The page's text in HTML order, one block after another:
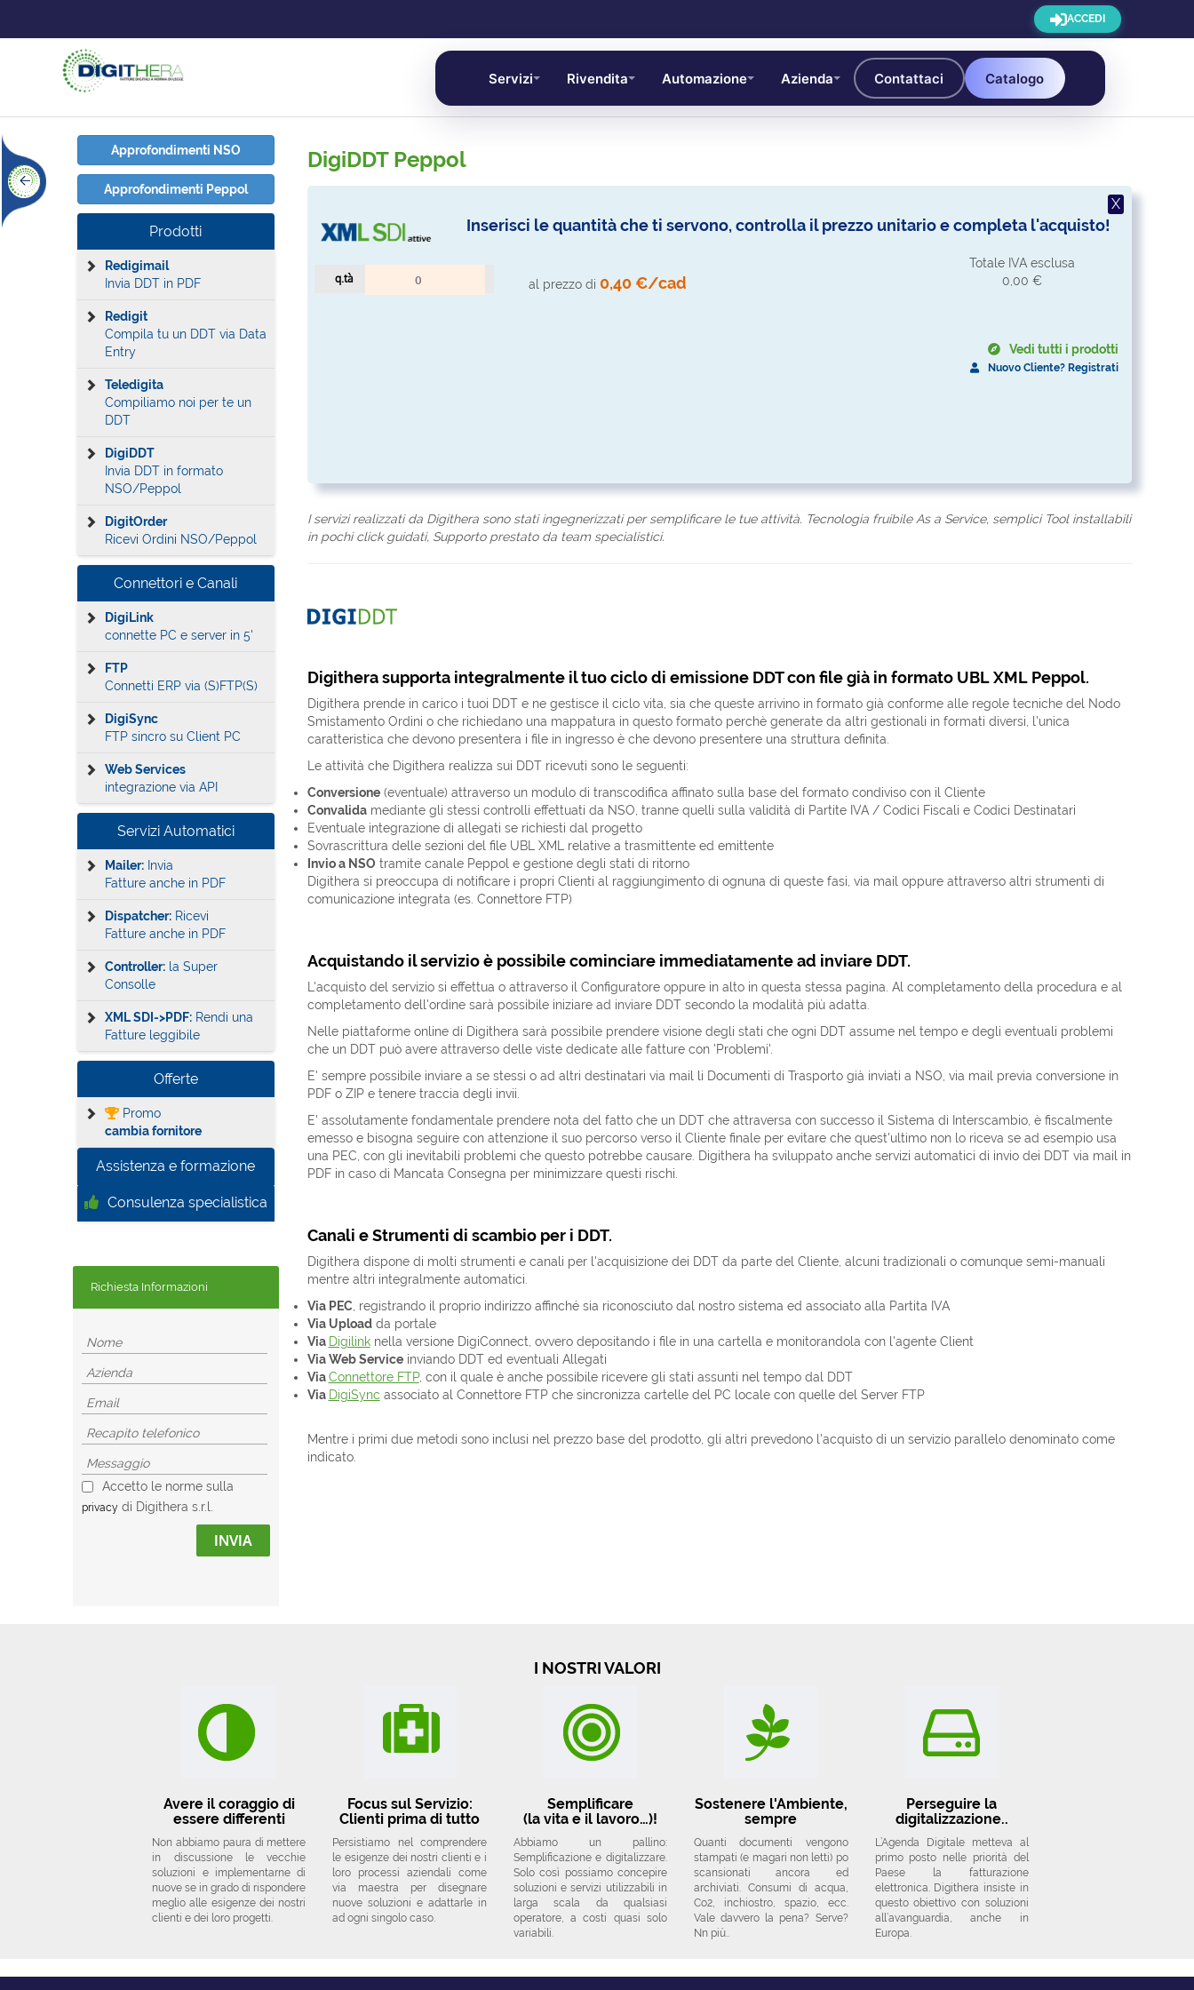
ACCEDI
Servizi Rivendita Automazione Azienda Contattaci Catalogo
Approfondimenti NSO
Approfondimenti Peppol
Prodotti
Redigimail
Invia DDT in PDF
Redigit
Compila tu un DDT via Data
Entry
Teledigita
Compiliamo noi per te un
DDT
DigiDDT
Invia DDT in formato
NSO/Peppol
DigitOrder
Ricevi Ordini NSO/Peppol
Connettori e Canali
DigiLink
connette PC e server in 5'
FTP
Connetti ERP via (S)FTP(S)
DigiSync
FTP sincro su Client PC
Web Services
integrazione via API
Servizi Automatici
Mailer: Invia
Fatture anche in PDF
Dispatcher: Ricevi
Fatture anche in PDF
Controller: la Super
Consolle
XML SDI->PDF: Rendi una
Fatture leggibile
Offerte
Promo
cambia fornitore
Assistenza e formazione
Consulenza specialistica
Richiesta Informazioni
Accetto le norme sulla
privacy di Digithera s.r.l.
INVIA
DigiDDT Peppol
X
Inserisci le quantità che ti servono, controlla il prezzo unitario e completa l'acquisto!
q.tà al prezzo di0,40 €/cad
Totale IVA esclusa
0,00 €
Vedi tutti i prodotti
Nuovo Cliente? Registrati
I servizi realizzati da Digithera sono stati ingegnerizzati per semplificare le tue attività. Tecnologia fruibile As a Service, semplici Tool installabili
in pochi click guidati, Supporto prestato da team specialistici.
Digithera supporta integralmente il tuo ciclo di emissione DDT con file già in formato UBL XML Peppol.
Digithera prende in carico i tuoi DDT e ne gestisce il ciclo vita, sia che queste arrivino in formato già conforme alle regole tecniche del Nodo
Smistamento Ordini o che richiedano una mappatura in questo formato perchè generate da altri gestionali in formati diversi, l'unica
caratteristica che devono presentera i file in ingresso è che devono presentere una struttura definita.
Le attività che Digithera realizza sui DDT ricevuti sono le seguenti:
Conversione(eventuale) attraverso un modulo di transcodifica affinato sulla base del formato condiviso con il Cliente
Convalidamediante gli stessi controlli effettuati da NSO, tranne quelli sulla validità di Partite IVA / Codici Fiscali e Codici Destinatari
Eventuale integrazione di allegati se richiesti dal progetto
Sovrascrittura delle sezioni del file UBL XML relative a trasmittente ed emittente
Invio a NSO tramite canale Peppol e gestione degli stati di ritorno
Digithera si preoccupa di notificare i propri Clienti al raggiungimento di ognuna di queste fasi, via mail oppure attraverso altri strumenti di
comunicazione integrata (es. Connettore FTP)
Acquistando il servizio è possibile cominciare immediatamente ad inviare DDT.
L'acquisto del servizio si effettua o attraverso il Configuratore oppure in alto in questa stessa pagina. Al completamento della procedura e al
completamento dell'ordine sarà possibile iniziare ad inviare DDT secondo la modalità più adatta.
Nelle piattaforme online di Digithera sarà possibile prendere visione degli stati che ogni DDT assume nel tempo e degli eventuali problemi
che un DDT può avere attraverso delle viste dedicate alle fatture con 'Problemi'.
E' sempre possibile inviare a se stessi o ad altri destinatari via mail li Documenti di Trasporto già inviati a NSO, via mail previa conversione in
PDF o ZIP e tenere traccia degli invii.
E' assolutamente fondamentale prendere nota del fatto che un DDT che attraversa con successo il Sistema di Interscambio, è fiscalmente
emesso e bisogna seguire con attenzione il suo percorso verso il Cliente finale per evitare che quest'ultimo non lo riceva se ad esempio usa
una PEC, con gli inevitabili problemi che questo potrebbe causare. Digithera ha sviluppato anche servizi automatici di invio dei DDT via mail in
PDF in caso di Mancata Consegna per minimizzare questi rischi.
Canali e Strumenti di scambio per i DDT.
Digithera dispone di molti strumenti e canali per l'acquisizione dei DDT da parte del Cliente, alcuni tradizionali o comunque semi-manuali
mentre altri integralmente automatici.
Via PEC , registrando il proprio indirizzo affinché sia riconosciuto dal nostro sistema ed associato alla Partita IVA
Via Uploadda portale
Via Digilinknella versione DigiConnect, ovvero depositando i file in una cartella e monitorandola con l'agente Client
Via Web Serviceinviando DDT ed eventuali Allegati
ViaConnettore FTP, con il quale è anche possibile ricevere gli stati assunti nel tempo dal DDT
Via DigiSync associato al Connettore FTP che sincronizza cartelle del PC locale con quelle del Server FTP
Mentre i primi due metodi sono inclusi nel prezzo base del prodotto, gli altri prevedono l'acquisto di un servizio parallelo denominato come
indicato.
I NOSTRI VALORI
Avere il coraggio di
essere differenti
Non abbiamo paura di mettere
in discussione le vecchie
soluzioni e implementarne di
nuove se in grado di rispondere
meglio alle esigenze dei nostri
clienti e dei loro progetti.
Focus sul Servizio:
Clienti prima di tutto
Persistiamo nel comprendere
le esigenze dei nostri clienti e i
loro processi aziendali come
via maestra per disegnare
nuove soluzioni e adattarle in
ad ogni singolo caso.
Semplificare
(la vita e il lavoro…)!
Abbiamo un pallino:
Semplificazione e digitalizzare.
Solo così possiamo concepire
soluzioni e servizi utilizzabili in
larga scala da qualsiasi
operatore, a costi quasi solo
variabili.
Sostenere l'Ambiente,
sempre
Quanti documenti vengono
stampati (e magari non letti) po
scansionati ancora ed
archiviati. Consumi di acqua,
Co2, inchiostro, spazio, ecc.
Vale davvero la pena? Serve?
Nn più..
Perseguire la
digitalizzazione..
L’Agenda Digitale metteva al
primo posto nelle priorità del
Paese la fatturazione
elettronica. Digithera insiste in
questo obiettivo con soluzioni
all’avanguardia, anche in
Europa.